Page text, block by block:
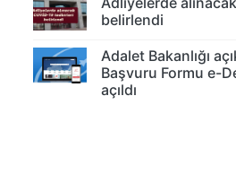
belirlendi
Adalet Bakanlığı
Başvuru Formu e-
açıldı